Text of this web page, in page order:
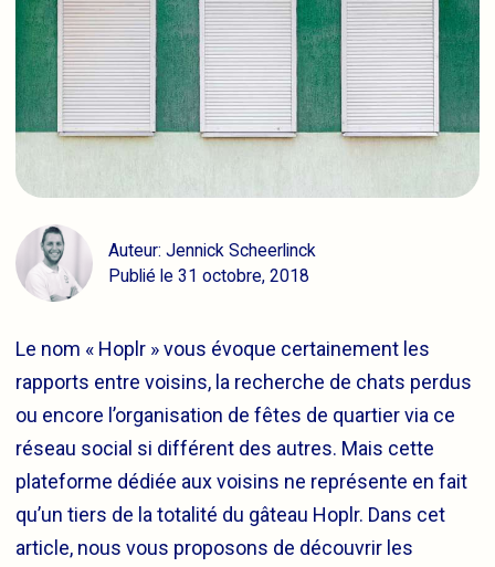
Auteur: Jennick Scheerlinck
Publié le 31 octobre, 2018
Le nom « Hoplr » vous évoque certainement les
rapports entre voisins, la recherche de chats perdus
ou encore l’organisation de fêtes de quartier via ce
réseau social si différent des autres. Mais cette
plateforme dédiée aux voisins ne représente en fait
qu’un tiers de la totalité du gâteau Hoplr. Dans cet
article, nous vous proposons de découvrir les